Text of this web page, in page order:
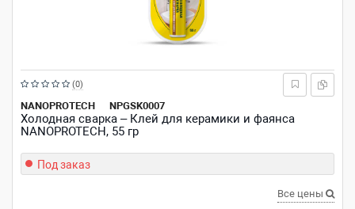
NANOPROTECH NPGSK0007
Холодная сварка – Клей для керамики и фаянса
NANOPROTECH, 55 гр
Рейтинг:
из
5
звезд
(0)
Под заказ
Все цены